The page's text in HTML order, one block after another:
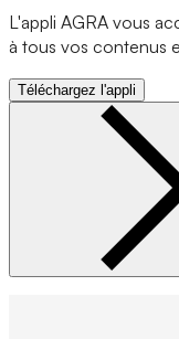
L'appli AGRA vous
à tous vos contenus
Téléchargez l'appli